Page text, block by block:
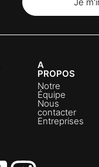
A
PROPOS
Notre
Équipe
Nous
contacter
Entreprises